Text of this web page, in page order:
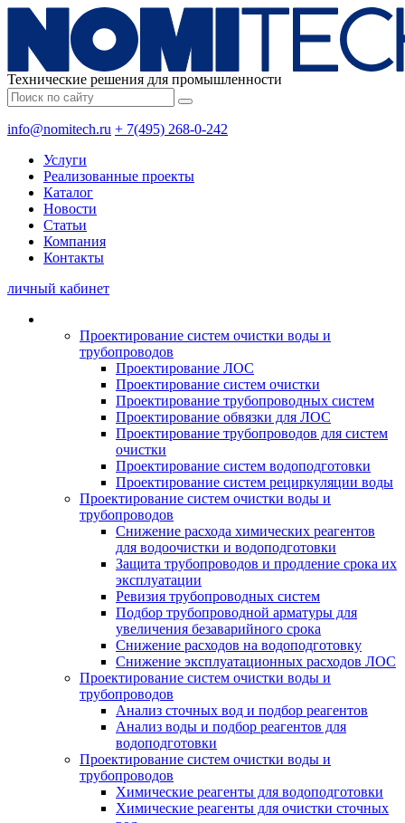
Технические решения для промышленности
info@nomitech.ru + 7(495) 268-0-242
Услуги
Реализованные проекты
Каталог
Новости
Статьи
Компания
Контакты
личный кабинет
Проектирование систем очистки воды и
трубопроводов
Проектирование ЛОС
Проектирование систем очистки
Проектирование трубопроводных систем
Проектирование обвязки для ЛОС
Проектирование трубопроводов для систем
очистки
Проектирование систем водоподготовки
Проектирование систем рециркуляции воды
Проектирование систем очистки воды и
трубопроводов
Снижение расхода химических реагентов
для водоочистки и водоподготовки
Защита трубопроводов и продление срока их
эксплуатации
Ревизия трубопроводных систем
Подбор трубопроводной арматуры для
увеличения безаварийного срока
Снижение расходов на водоподготовку
Снижение эксплуатационных расходов ЛОС
Проектирование систем очистки воды и
трубопроводов
Анализ сточных вод и подбор реагентов
Анализ воды и подбор реагентов для
водоподготовки
Проектирование систем очистки воды и
трубопроводов
Химические реагенты для водоподготовки
Химические реагенты для очистки сточных